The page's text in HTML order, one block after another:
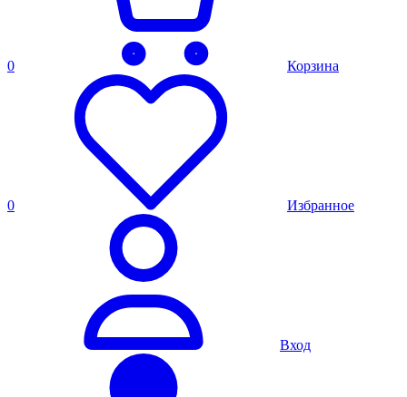
0 Корзина
0 Избранное
Вход